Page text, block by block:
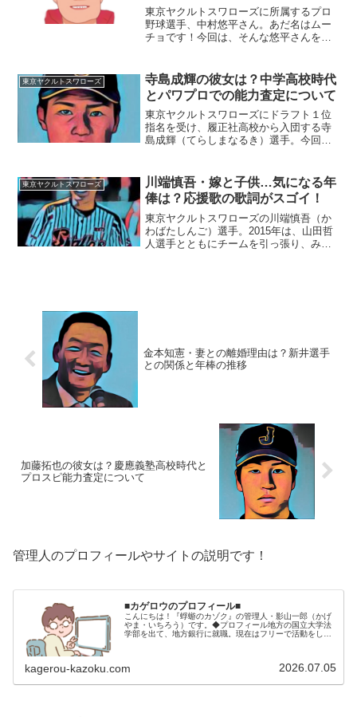
東京ヤクルトスワローズに所属するプロ
野球選手、中村悠平さん。あだ名はムー
チョです！今回は、そんな悠平さんを取
日：1990年〈平成2年〉6月17日身長体
重：176cm/8...
東京ヤクルトスワローズ
寺島成輝の彼女は？中学高校時代
とパワプロでの能力査定について
東京ヤクルトスワローズにドラフト１位
指名を受け、履正社高校から入団する寺
島成輝（てらしまなるき）選手。今回
いて迫ります。■寺島成輝選手の彼女寺島
成輝選手の彼女の情報です...
東京ヤクルトスワローズ
川端慎吾・嫁と子供…気になる年
俸は？応援歌の歌詞がスゴイ！
東京ヤクルトスワローズの川端慎吾（か
わばたしんご）選手。2015年は、山田哲
人選手とともにチームを引っ張り、みご
金本知憲・妻との離婚理由は？新井選手
との関係と年棒の推移
加藤拓也の彼女は？慶應義塾高校時代と
プロスピ能力査定について
管理人のプロフィールやサイトの説明です！
■カゲロウのプロフィール■
こんにちは！『蜉蝣のカゾク』の管理人・影山一郎（かげ
やま・いちろう）です。◆プロフィール地方の国立大学法
学部を出て、地方銀行に就職。現在はフリーで活動をして
kagerou-kazoku.com 2026.07.05